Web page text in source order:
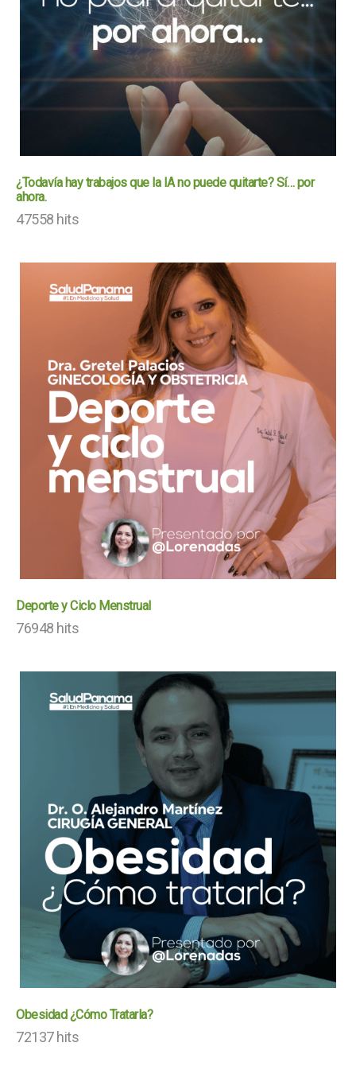
¿Todavía hay trabajos que la IA no puede quitarte? Sí… por
ahora.
47558 hits
Deporte y Ciclo Menstrual
76948 hits
Obesidad ¿Cómo Tratarla?
72137 hits